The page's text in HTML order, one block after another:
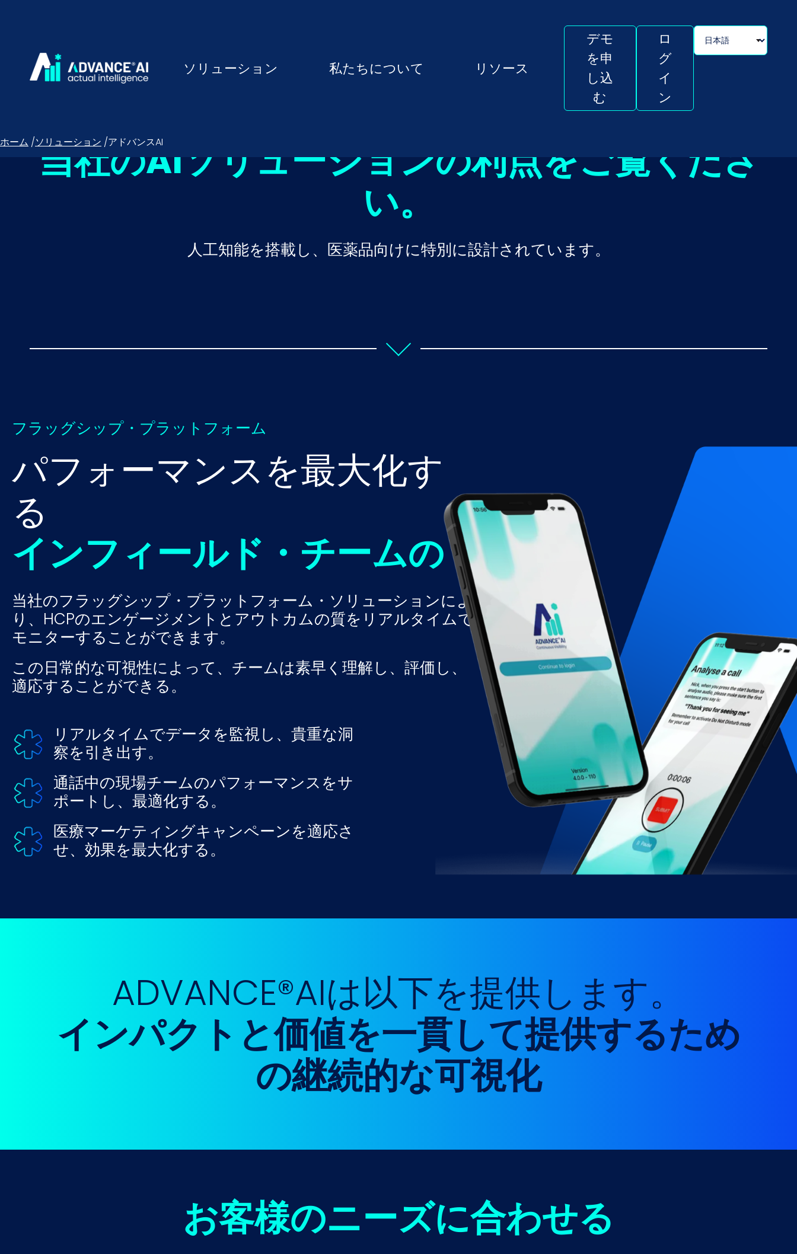
ソリューション 私たちについて リソース
デモ
を申
し込
む
ロ
グ
イ
ン
ホーム /ソリューション /アドバンスAI
当社のAIソリューションの利点をご覧くださ
い。
人工知能を搭載し、医薬品向けに特別に設計されています。
フラッグシップ・プラットフォーム
パフォーマンスを最大化す
る
インフィールド・チームの
当社のフラッグシップ・プラットフォーム・ソリューションによ
り、HCPのエンゲージメントとアウトカムの質をリアルタイムで
モニターすることができます。
この日常的な可視性によって、チームは素早く理解し、評価し、
適応することができる。
リアルタイムでデータを監視し、貴重な洞
察を引き出す。
通話中の現場チームのパフォーマンスをサ
ポートし、最適化する。
医療マーケティングキャンペーンを適応さ
せ、効果を最大化する。
ADVANCE®AIは以下を提供します。
インパクトと価値を一貫して提供するため
の継続的な可視化
お客様のニーズに合わせる